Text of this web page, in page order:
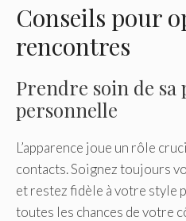
Conseils pour
rencontres
Prendre soin de sa
personnelle
L’apparence joue un rôle
contacts. Soignez toujours
et restez fidèle à votre style
toutes les chances de votre